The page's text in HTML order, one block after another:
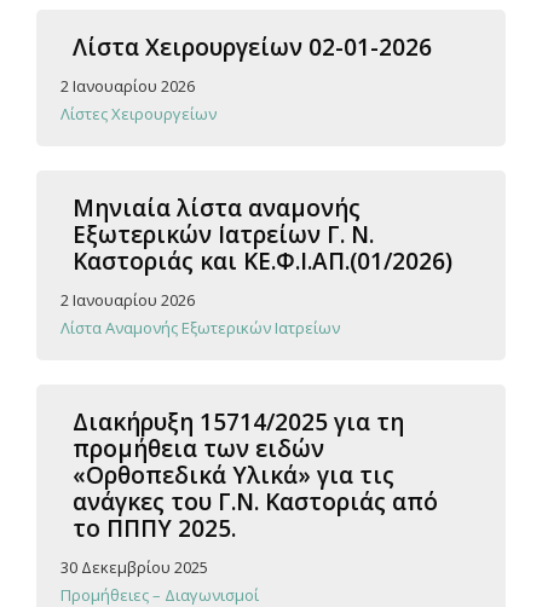
Λίστα Χειρουργείων 02-01-2026
2 Ιανουαρίου 2026
Λίστες Χειρουργείων
Μηνιαία λίστα αναμονής
Εξωτερικών Ιατρείων Γ. Ν.
Καστοριάς και ΚΕ.Φ.Ι.ΑΠ.(01/2026)
2 Ιανουαρίου 2026
Λίστα Αναμονής Εξωτερικών Ιατρείων
Διακήρυξη 15714/2025 για τη
προμήθεια των ειδών
«Ορθοπεδικά Υλικά» για τις
ανάγκες του Γ.Ν. Καστοριάς από
το ΠΠΠΥ 2025.
30 Δεκεμβρίου 2025
Προμήθειες – Διαγωνισμοί